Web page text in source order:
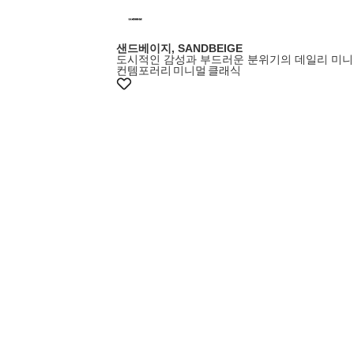
샌드베이지, SANDBEIGE
도시적인 감성과 부드러운 분위기의 데일리 미
컨템포러리 미니멀 클래식